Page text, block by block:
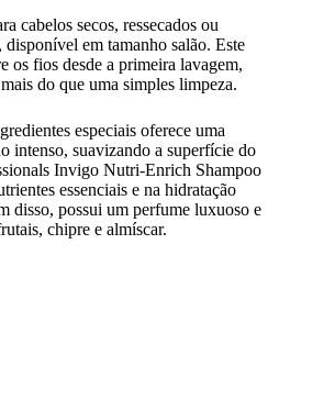
cabelos secos, ressecados ou
disponível em tamanho salão. Este
os fios desde a primeira lavagem,
do que uma simples limpeza.
especiais oferece uma
intenso, suavizando a superfície do
Invigo Nutri-Enrich Shampoo
essenciais e na hidratação
disso, possui um perfume luxuoso e
chipre e almíscar.